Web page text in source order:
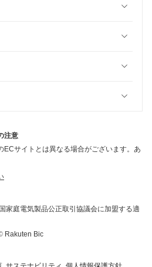
注意
ECサイトとは異なる場合がございます。あ
家庭電気製品公正取引協議会に加盟する適
Rakuten Bic